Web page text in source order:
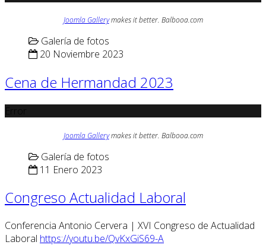
Joomla Gallerymakes it better. Balbooa.com
Galería de fotos
20 Noviembre 2023
Cena de Hermandad 2023
Joomla Gallerymakes it better. Balbooa.com
Galería de fotos
11 Enero 2023
Congreso Actualidad Laboral
Conferencia Antonio Cervera | XVI Congreso de Actualidad
Laboral https://youtu.be/QvKxGiS69-A